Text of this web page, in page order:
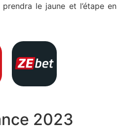
prendra le jaune et l’étape en
2023